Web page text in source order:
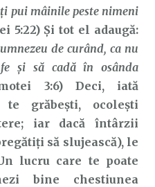
pui mâinile peste nimeni
5:22) Și tot el adaugă:
de curând, ca nu
şi să cadă în osânda
3:6) Deci, iată
te grăbești, ocolești
iar dacă întârzii
să slujească), le
lucru care te poate
bine chestiunea